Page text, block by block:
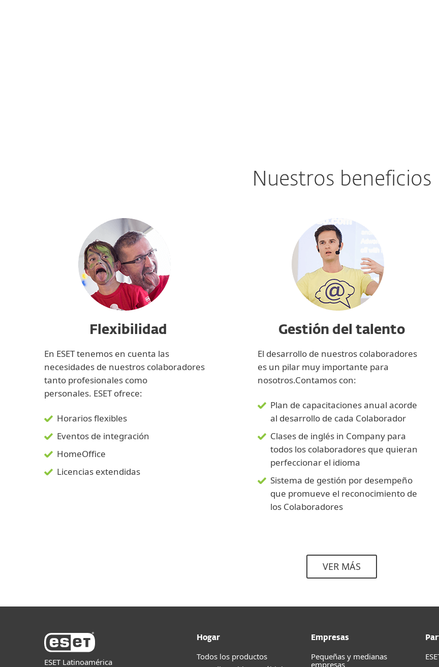
Nuestros beneficios
Flexibilidad
En ESET tenemos en cuenta las
necesidades de nuestros colaboradores
tanto profesionales como
personales. ESET ofrece:
Horarios flexibles
Eventos de integración
HomeOffice
Licencias extendidas
Gestión del talento
El desarrollo de nuestros colaboradores
es un pilar muy importante para
nosotros.Contamos con:
Plan de capacitaciones anual acorde
al desarrollo de cada Colaborador
Clases de inglés in Company para
todos los colaboradores que quieran
perfeccionar el idioma
Sistema de gestión por desempeño
que promueve el reconocimiento de
los Colaboradores
VER MÁS
ESET Latinoamérica
Hogar
Todos los productos
Empresas
Pequeñas y medianas
empresas